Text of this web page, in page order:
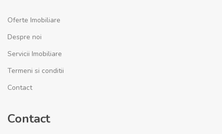
Oferte Imobiliare
Despre noi
Servicii Imobiliare
Termeni si conditii
Contact
Contact